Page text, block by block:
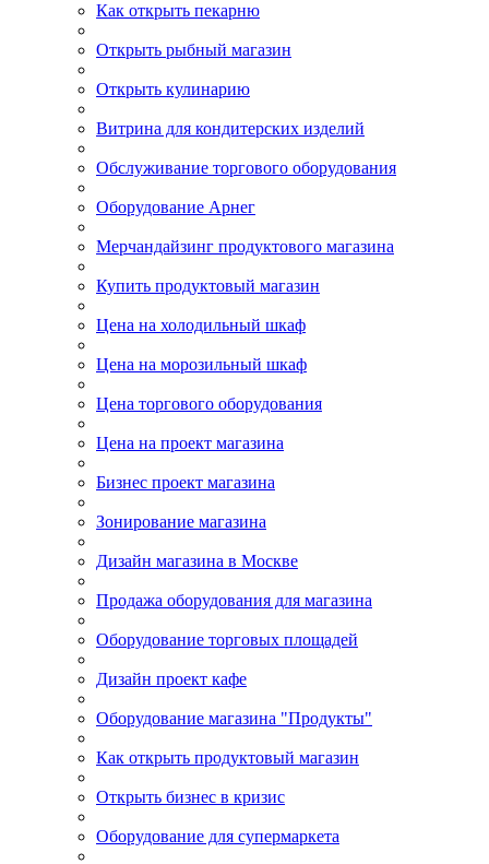
Как открыть пекарню
Открыть рыбный магазин
Открыть кулинарию
Витрина для кондитерских изделий
Обслуживание торгового оборудования
Оборудование Арнег
Мерчандайзинг продуктового магазина
Купить продуктовый магазин
Цена на холодильный шкаф
Цена на морозильный шкаф
Цена торгового оборудования
Цена на проект магазина
Бизнес проект магазина
Зонирование магазина
Дизайн магазина в Москве
Продажа оборудования для магазина
Оборудование торговых площадей
Дизайн проект кафе
Оборудование магазина "Продукты"
Как открыть продуктовый магазин
Открыть бизнес в кризис
Оборудование для супермаркета